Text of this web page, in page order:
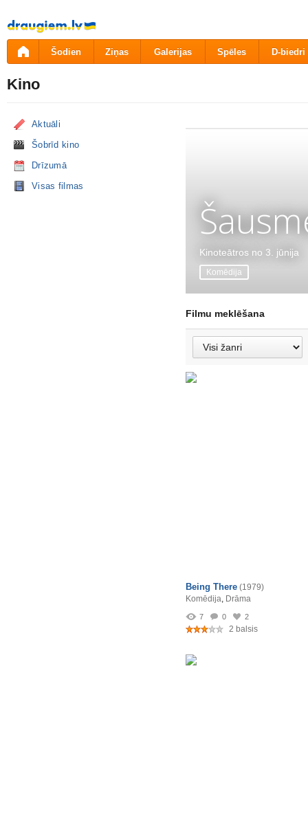
Pāriet
uz
saturu
Šodien Ziņas Galerijas Spēles D-biedri
Kino
Aktuāli
Šobrīd kino
Drīzumā
Visas filmas
Kinoteātros no 3. jūnija
Komēdija
Filmu meklēšana
Being There (1979)
Komēdija, Drāma
7 0 2
2 balsis